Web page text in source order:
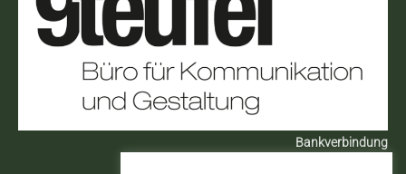
Bankverbindung